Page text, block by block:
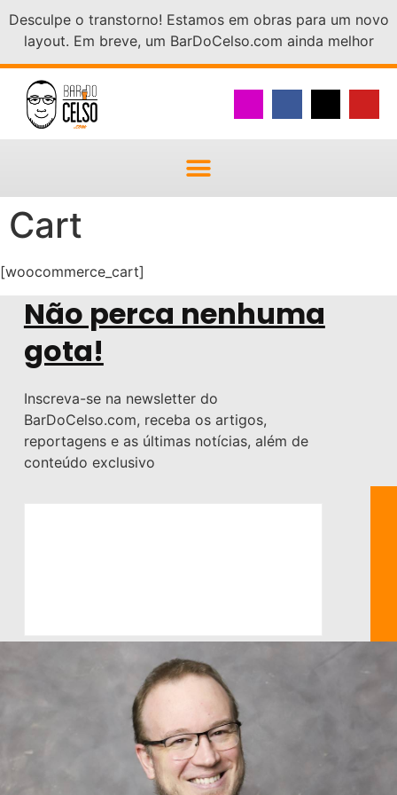
Desculpe o transtorno! Estamos em obras para um novo
layout. Em breve, um BarDoCelso.com ainda melhor
Cart
[woocommerce_cart]
Não perca nenhuma
gota!
Inscreva-se na newsletter do
BarDoCelso.com, receba os artigos,
reportagens e as últimas notícias, além de
conteúdo exclusivo